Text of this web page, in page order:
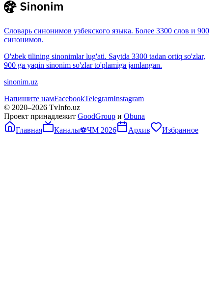
Словарь синонимов узбекского языка. Более 3300 слов и 900
синонимов.
O'zbek tilining sinonimlar lug'ati. Saytda 3300 tadan ortiq so'zlar,
900 ga yaqin sinonim so'zlar to'plamiga jamlangan.
sinonim.uz
Напишите намFacebookTelegramInstagram
© 2020–2026 TvInfo.uz
Проект принадлежит GoodGroup и Obuna
Главная
Каналы⚽ЧМ 2026 Архив Избранное